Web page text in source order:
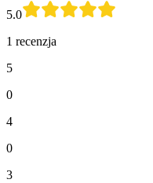
5.0
1 recenzja
5
0
4
0
3